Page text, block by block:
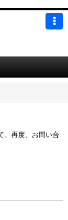
、再度、お問い合